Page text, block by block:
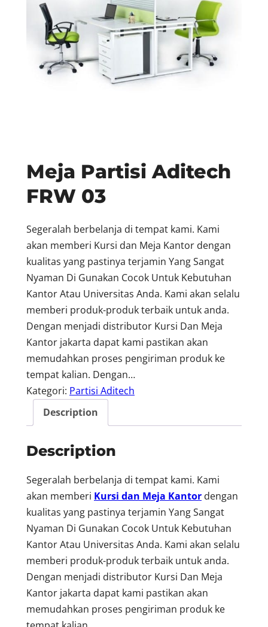
Meja Partisi Aditech
FRW 03
Segeralah berbelanja di tempat kami. Kami
akan memberi Kursi dan Meja Kantor dengan
kualitas yang pastinya terjamin Yang Sangat
Nyaman Di Gunakan Cocok Untuk Kebutuhan
Kantor Atau Universitas Anda. Kami akan selalu
memberi produk-produk terbaik untuk anda.
Dengan menjadi distributor Kursi Dan Meja
Kantor jakarta dapat kami pastikan akan
memudahkan proses pengiriman produk ke
tempat kalian. Dengan…
Kategori: Partisi Aditech
Description
Description
Segeralah berbelanja di tempat kami. Kami
akan memberi Kursi dan Meja Kantor dengan
kualitas yang pastinya terjamin Yang Sangat
Nyaman Di Gunakan Cocok Untuk Kebutuhan
Kantor Atau Universitas Anda. Kami akan selalu
memberi produk-produk terbaik untuk anda.
Dengan menjadi distributor Kursi Dan Meja
Kantor jakarta dapat kami pastikan akan
memudahkan proses pengiriman produk ke